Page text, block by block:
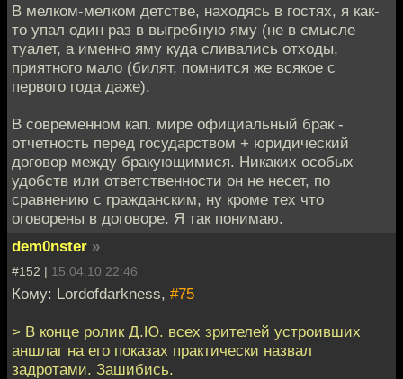
В мелком-мелком детстве, находясь в гостях, я как-
то упал один раз в выгребную яму (не в смысле
туалет, а именно яму куда сливались отходы,
приятного мало (билят, помнится же всякое с
первого года даже).
В современном кап. мире официальный брак -
отчетность перед государством + юридический
договор между бракующимися. Никаких особых
удобств или ответственности он не несет, по
сравнению с гражданским, ну кроме тех что
оговорены в договоре. Я так понимаю.
dem0nster »
#152 | 15.04.10 22:46
Кому: Lordofdarkness, #75
> В конце ролик Д.Ю. всех зрителей устроивших
аншлаг на его показах практически назвал
задротами. Зашибись.